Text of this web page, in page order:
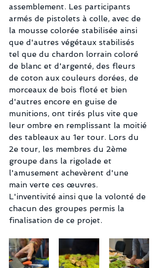
assemblement. Les participants
armés de pistolets à colle, avec de
la mousse colorée stabilisée ainsi
que d'autres végétaux stabilisés
tel que du chardon lorrain coloré
de blanc et d'argenté, des fleurs
de coton aux couleurs dorées, de
morceaux de bois floté et bien
d'autres encore en guise de
munitions, ont tirés plus vite que
leur ombre en remplissant la moitié
des tableaux au 1er tour. Lors du
2e tour, les membres du 2ème
groupe dans la rigolade et
l'amusement achevèrent d'une
main verte ces œuvres.
L'inventivité ainsi que la volonté de
chacun des groupes permis la
finalisation de ce projet.